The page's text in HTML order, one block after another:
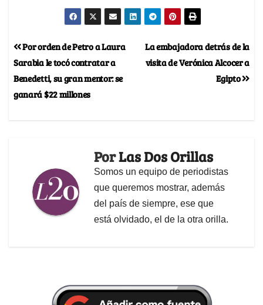
La embajadora detrás de la
visita de Verónica Alcocer a
Egipto
Por orden de Petro a Laura
Sarabia le tocó contratar a
Benedetti, su gran mentor: se
ganará $22 millones
PorLas Dos Orillas
Somos un equipo de periodistas
que queremos mostrar, además
del país de siempre, ese que
está olvidado, el de la otra orilla.